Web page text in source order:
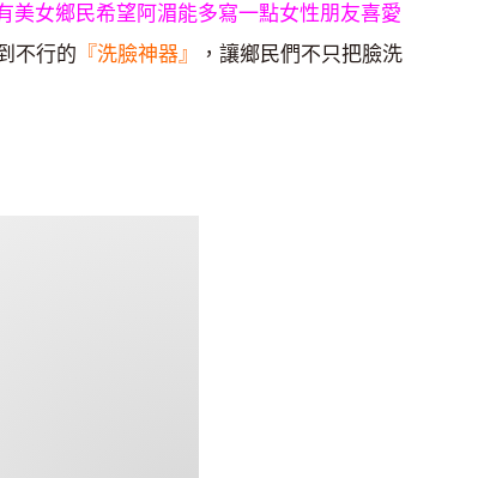
美女鄉民希望阿湄能多寫一點女性朋友喜愛
不行的 『洗臉神器』
，讓鄉民們不只把臉洗